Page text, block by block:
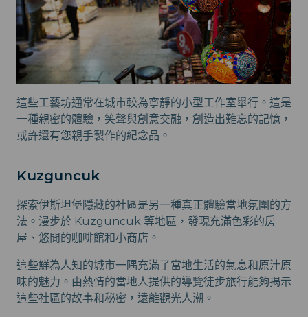
這些工藝坊通常在城市較為寧靜的小型工作室舉行。這是
一種親密的體驗，笑聲與創意交融，創造出難忘的記憶，
或許還有您親手製作的紀念品。
Kuzguncuk
探索伊斯坦堡隱藏的社區是另一種真正體驗當地氛圍的方
法。漫步於 Kuzguncuk 等地區，發現充滿色彩的房
屋、悠閒的咖啡館和小商店。
這些鮮為人知的城市一隅充滿了當地生活的氣息和原汁原
味的魅力。由熱情的當地人提供的導覽徒步旅行能夠揭示
這些社區的故事和秘密，遠離觀光人潮。